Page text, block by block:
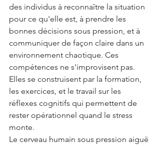
des individus à reconnaître la situation
pour ce qu'elle est, à prendre les
bonnes décisions sous pression, et à
communiquer de façon claire dans un
environnement chaotique. Ces
compétences ne s'improvisent pas.
Elles se construisent par la formation,
les exercices, et le travail sur les
réflexes cognitifs qui permettent de
rester opérationnel quand le stress
monte.
Le cerveau humain sous pression aiguë